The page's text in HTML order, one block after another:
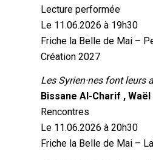
Lecture performée
Le 11.06.2026 à 19h30
Friche la Belle de Mai –
Création 2027
Les Syrien·nes font leurs
Bissane Al-Charif ,
Rencontres
Le 11.06.2026 à 20h30
Friche la Belle de Mai –